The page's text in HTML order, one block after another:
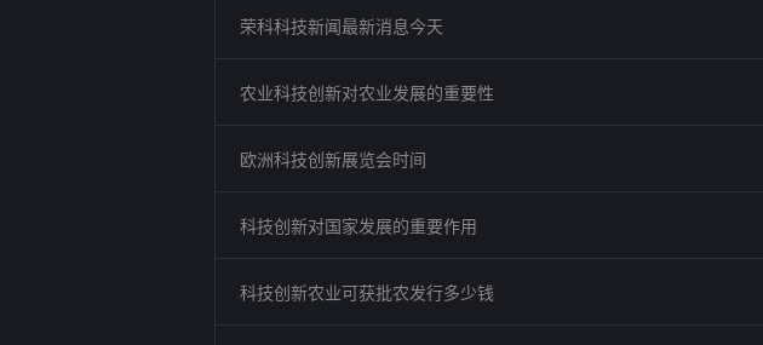
荣科科技新闻最新消息今天
农业科技创新对农业发展的重要性
欧洲科技创新展览会时间
科技创新对国家发展的重要作用
科技创新农业可获批农发行多少钱